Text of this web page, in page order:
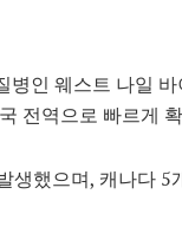
병인 웨스트 나일
전역으로 빠르게
생했으며, 캐나다 5